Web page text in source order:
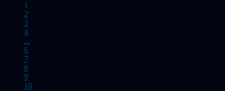
1
2
3
4
...
6
7
8
9
10